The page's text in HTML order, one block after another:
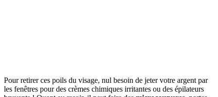
Pour retirer ces poils du visage, nul besoin de jeter votre argent par
les fenêtres pour des crèmes chimiques irritantes ou des épilateurs